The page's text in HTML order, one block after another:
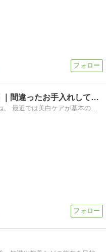
美白ケアで美肌をめざす！｜間違ったお手入れしていませんか？
透き通るような白肌は憧れですね。 最近では美白ケアが基本のお手入れとして化粧品も豊富です。 自分にあうコスメをみつけ、毎日楽しみながらお手入れを行いましょう。